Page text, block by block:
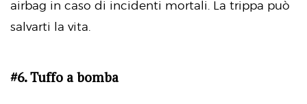
airbag in caso di incidenti mortali. La trippa può
salvarti la vita.
#6. Tuffo a bomba